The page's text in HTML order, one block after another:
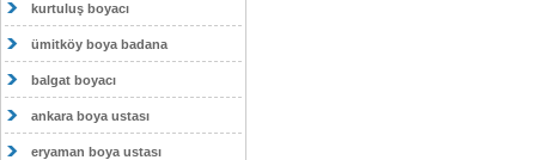
kurtuluş boyacı
ümitköy boya badana
balgat boyacı
ankara boya ustası
eryaman boya ustası